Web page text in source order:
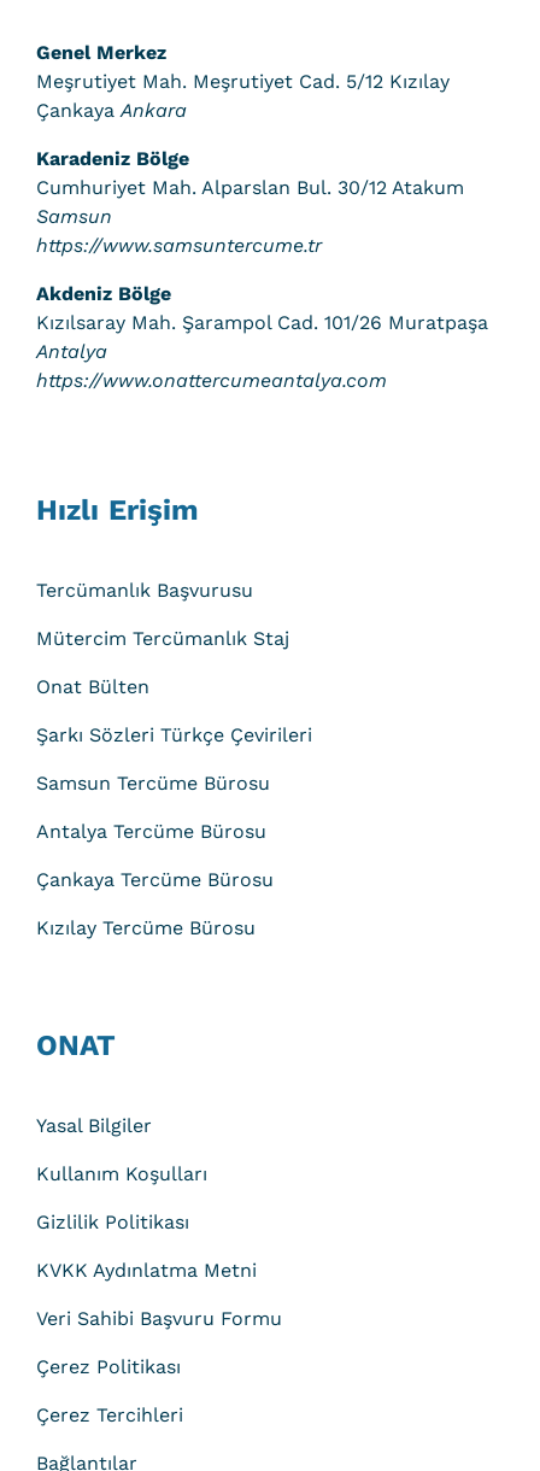
Genel Merkez
Meşrutiyet Mah. Meşrutiyet Cad. 5/12 Kızılay
ÇankayaAnkara
Karadeniz Bölge
Cumhuriyet Mah. Alparslan Bul. 30/12 Atakum
Samsun
https://www.samsuntercume.tr
Akdeniz Bölge
Kızılsaray Mah. Şarampol Cad. 101/26 Muratpaşa
Antalya
https://www.onattercumeantalya.com
Hızlı Erişim
Tercümanlık Başvurusu
Mütercim Tercümanlık Staj
Onat Bülten
Şarkı Sözleri Türkçe Çevirileri
Samsun Tercüme Bürosu
Antalya Tercüme Bürosu
Çankaya Tercüme Bürosu
Kızılay Tercüme Bürosu
ONAT
Yasal Bilgiler
Kullanım Koşulları
Gizlilik Politikası
KVKK Aydınlatma Metni
Veri Sahibi Başvuru Formu
Çerez Politikası
Çerez Tercihleri
Bağlantılar